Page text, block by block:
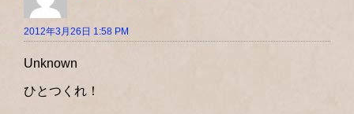
2012年3月26日 1:58 PM
Unknown
ひとつくれ！